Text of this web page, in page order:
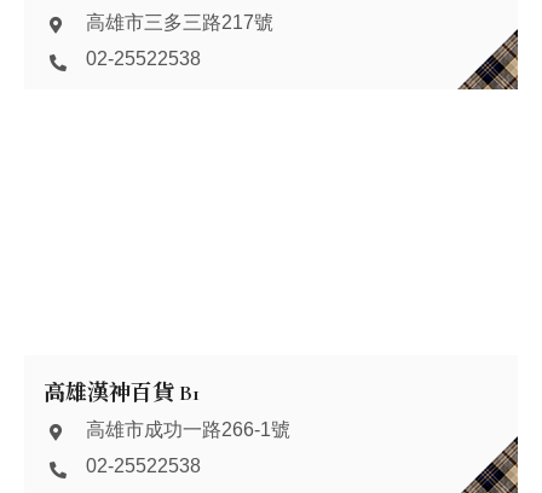
高雄市三多三路217號
02-25522538
高雄漢神百貨 B1
高雄市成功一路266-1號
02-25522538